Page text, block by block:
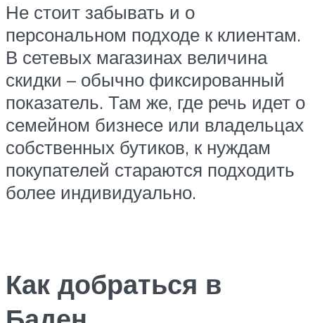
Не стоит забывать и о
персональном подходе к клиентам.
В сетевых магазинах величина
скидки – обычно фиксированный
показатель. Там же, где речь идет о
семейном бизнесе или владельцах
собственных бутиков, к нуждам
покупателей стараются подходить
более индивидуально.
Как добраться в